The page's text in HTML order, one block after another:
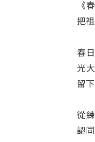
《
把
春
光
留
從
認同